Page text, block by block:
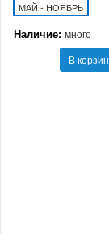
МАЙ - НОЯБРЬ
Наличие: много
В